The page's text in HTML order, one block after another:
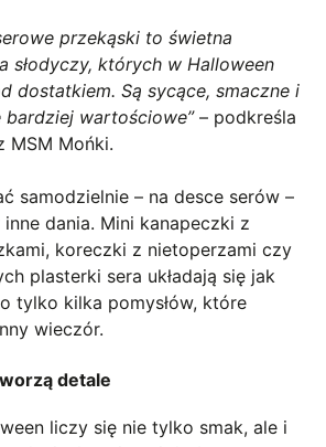
przekąski to świetna
słodyczy, których w Halloween
dostatkiem. Są sycące, smaczne i
bardziej wartościowe”– podkreśla
MSM Mońki.
samodzielnie – na desce serów –
dania. Mini kanapeczki z
koreczki z nietoperzami czy
plasterki sera układają się jak
tylko kilka pomysłów, które
wieczór.
detale
liczy się nie tylko smak, ale i